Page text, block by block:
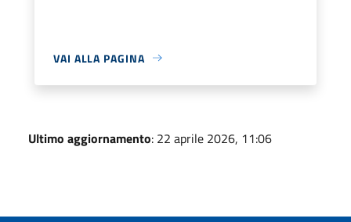
VAI ALLA PAGINA
Ultimo aggiornamento: 22 aprile 2026, 11:06